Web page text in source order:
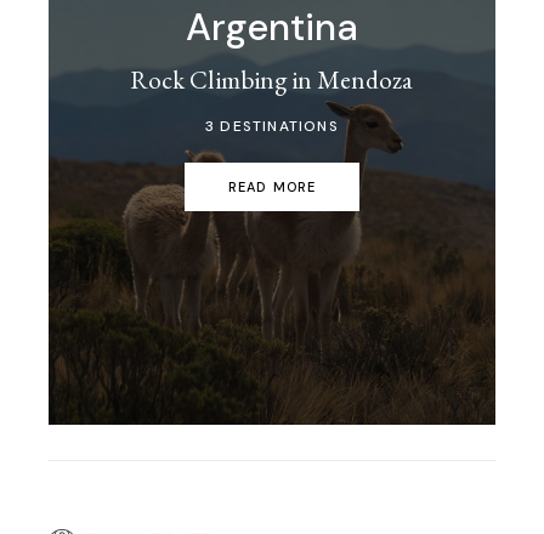
Argentina
Rock Climbing in Mendoza
3 DESTINATIONS
READ MORE